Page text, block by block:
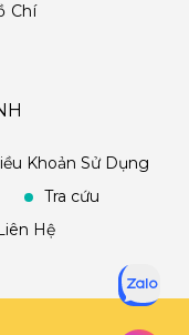
Chí
Khoản Sử Dụng
Tra cứu
Hệ